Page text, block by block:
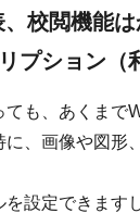
、校閲機能
プション（
も、あくまで
、画像や図形
設定できます